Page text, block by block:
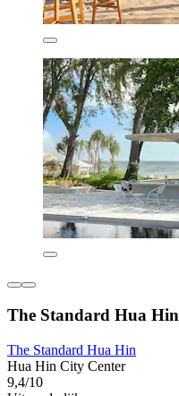
The Standard Hua Hin
The Standard Hua Hin
Hua Hin City Center
9,4/10